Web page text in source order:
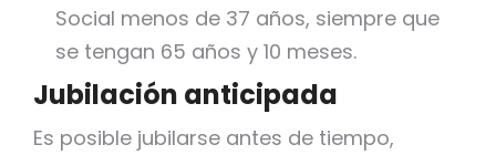
Social menos de 37 años, siempre que
se tengan 65 años y 10 meses.
Jubilación anticipada
Es posible jubilarse antes de tiempo,